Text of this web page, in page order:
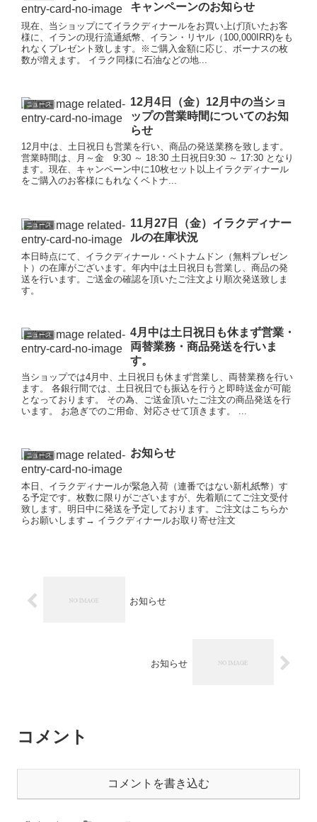
キャンペーンのお知らせ
現在、当ショップにてイラクディナールをお買い上げ頂いたお客
様に、イランの現行流通紙幣、イラン・リヤル（100,000IRR)をも
れなくプレゼント致します。※ご購入金額に応じ、ボーナスの枚
数が増えます。 イラク同様に石油などの地...
ニュース
12月4日（金）12月中の当ショ
ップの営業時間についてのお知
らせ
12月中は、土日祝日も営業を行い、商品の発送業務を致します。
営業時間は、月～金 9:30 ～ 18:30 土日祝日9:30 ～ 17:30 となり
ます。現在、キャンペーン中に10枚セット以上イラクディナール
をご購入のお客様にもれなくベトナ...
ニュース
11月27日（金）イラクディナー
ルの在庫状況
本日時点にて、イラクディナール・ベトナムドン（無料プレゼン
ト）の在庫がございます。年内中は土日祝日も営業し、商品の発
送を行います。ご送金の確認を頂いたご注文より順次発送致しま
す。
ニュース
4月中は土日祝日も休まず営業・
両替業務・商品発送を行いま
す。
当ショップでは4月中、土日祝日も休まず営業し、両替業務を行い
ます。 各銀行間では、土日祝日でも振込を行うと即時送金が可能
となっております。 その為、ご送金頂いたご注文の商品発送を行
います。 お急ぎでのご用命、対応させて頂きます。 ...
ニュース お知らせ
本日、イラクディナールが緊急入荷（連番ではない新札紙幣）す
る予定です。枚数に限りがございますが、先着順にてご注文受付
致します。明日中に発送を予定しております。ご注文はこちらか
らお願いします→ イラクディナールお取り寄せ注文
お知らせ
お知らせ
コメント
コメントを書き込む